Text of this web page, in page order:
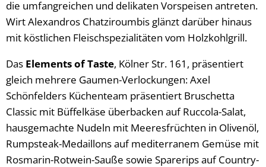
die umfangreichen und delikaten Vorspeisen antreten.
Wirt Alexandros Chatziroumbis glänzt darüber hinaus
mit köstlichen Fleischspezialitäten vom Holzkohlgrill.
Das Elements of Taste, Kölner Str. 161, präsentiert
gleich mehrere Gaumen-Verlockungen: Axel
Schönfelders Küchenteam präsentiert Bruschetta
Classic mit Büffelkäse überbacken auf Ruccola-Salat,
hausgemachte Nudeln mit Meeresfrüchten in Olivenöl,
Rumpsteak-Medaillons auf mediterranem Gemüse mit
Rosmarin-Rotwein-Sauße sowie Sparerips auf Country-